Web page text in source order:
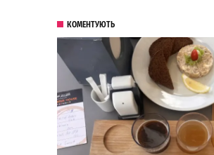
КОМЕНТУЮТЬ